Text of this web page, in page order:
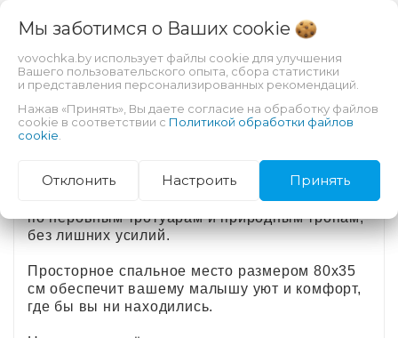
безопасность и современный дизайн, чтобы
каждая ваша прогулка на свежем воздухе
была по-настоящему незабываемой
Удобное складывание одной рукой позволяет
легко маневрировать и хранить её в любом
месте!
С увеличенными колесами, поворотными
передними колесами и мягкой амортизацией
вам откроются возможности для путешествий
по неровным тротуарам и природным тропам,
без лишних усилий.
Просторное спальное место размером 80х35
см обеспечит вашему малышу уют и комфорт,
где бы вы ни находились.
Мы заботимся о Ваших cookie
vovochka.by использует файлы cookie для улучшения
Вашего пользовательского опыта, сбора статистики
и представления персонализированных рекомендаций.
Нажав «Принять», Вы даете согласие на обработку файлов
cookie в соответствии с Политикой обработки файлов
cookie
Отклонить Настроить Принять